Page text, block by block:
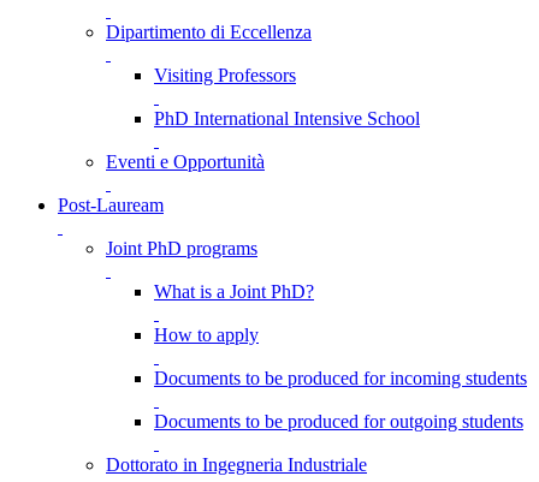
Dipartimento di Eccellenza
Visiting Professors
PhD International Intensive School
Eventi e Opportunità
Post-Lauream
Joint PhD programs
What is a Joint PhD?
How to apply
Documents to be produced for incoming students
Documents to be produced for outgoing students
Dottorato in Ingegneria Industriale